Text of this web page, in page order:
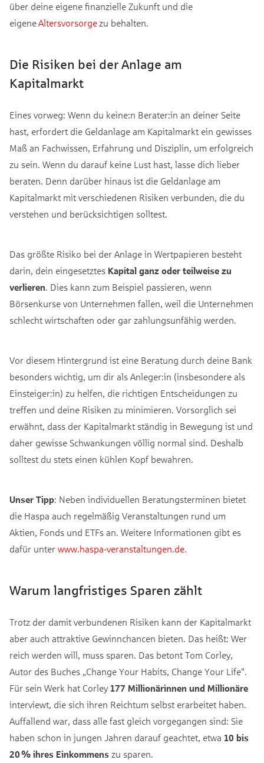
über deine eigene finanzielle Zukunft und die
eigeneAltersvorsorgezu behalten.
Die Risiken bei der Anlage am
Kapitalmarkt
Eines vorweg: Wenn du keine:n Berater:in an deiner Seite
hast, erfordert die Geldanlage am Kapitalmarkt ein gewisses
Maß an Fachwissen, Erfahrung und Disziplin, um erfolgreich
zu sein. Wenn du darauf keine Lust hast, lasse dich lieber
beraten. Denn darüber hinaus ist die Geldanlage am
Kapitalmarkt mit verschiedenen Risiken verbunden, die du
verstehen und berücksichtigen solltest.
Das größte Risiko bei der Anlage in Wertpapieren besteht
darin, dein eingesetztes Kapital ganz oder teilweise zu
verlieren. Dies kann zum Beispiel passieren, wenn
Börsenkurse von Unternehmen fallen, weil die Unternehmen
schlecht wirtschaften oder gar zahlungsunfähig werden.
Vor diesem Hintergrund ist eine Beratung durch deine Bank
besonders wichtig, um dir als Anleger:in (insbesondere als
Einsteiger:in) zu helfen, die richtigen Entscheidungen zu
treffen und deine Risiken zu minimieren. Vorsorglich sei
erwähnt, dass der Kapitalmarkt ständig in Bewegung ist und
daher gewisse Schwankungen völlig normal sind. Deshalb
solltest du stets einen kühlen Kopf bewahren.
Unser Tipp: Neben individuellen Beratungsterminen bietet
die Haspa auch regelmäßig Veranstaltungen rund um
Aktien, Fonds und ETFs an. Weitere Informationen gibt es
dafür unter www.haspa-veranstaltungen.de.
Warum langfristiges Sparen zählt
Trotz der damit verbundenen Risiken kann der Kapitalmarkt
aber auch attraktive Gewinnchancen bieten. Das heißt: Wer
reich werden will, muss sparen. Das betont Tom Corley,
Autor des Buches „Change Your Habits, Change Your Life“.
Für sein Werk hat Corley 177 Millionärinnen und Millionäre
interviewt, die sich ihren Reichtum selbst erarbeitet haben.
Auffallend war, dass alle fast gleich vorgegangen sind: Sie
haben schon in jungen Jahren darauf geachtet, etwa 10 bis
20% ihres Einkommens zu sparen.